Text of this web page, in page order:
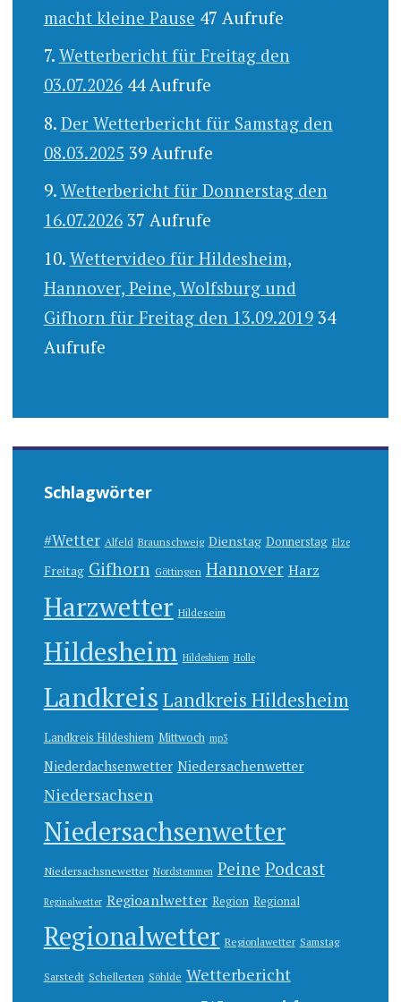
macht kleine Pause 47 Aufrufe
Wetterbericht für Freitag den
03.07.2026 44 Aufrufe
Der Wetterbericht für Samstag den
08.03.2025 39 Aufrufe
Wetterbericht für Donnerstag den
16.07.2026 37 Aufrufe
Wettervideo für Hildesheim,
Hannover, Peine, Wolfsburg und
Gifhorn für Freitag den 13.09.2019 34
Aufrufe
Schlagwörter
#Wetter Alfeld Braunschweig Dienstag Donnerstag Elze
Freitag Gifhorn Göttingen Hannover Harz
Harzwetter Hildeseim
Hildesheim Hildeshiem Holle
Landkreis Landkreis Hildesheim
Landkreis Hildeshiem Mittwoch mp3
Niederdachsenwetter Niedersachenwetter
Niedersachsen
Niedersachsenwetter
Niedersachsnewetter Nordstemmen Peine Podcast
Reginalwetter Regioanlwetter Region Regional
Regionalwetter Regionlawetter Samstag
Sarstedt Schellerten Söhlde Wetterbericht